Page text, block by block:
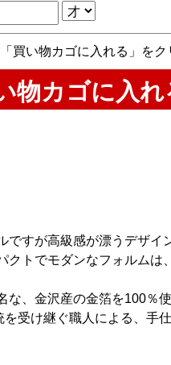
買い物カゴに入れる」をク
すが高級感が漂うデザイ
クトでモダンなフォルムは
、金沢産の金箔を100％使
受け継ぐ職人による、手